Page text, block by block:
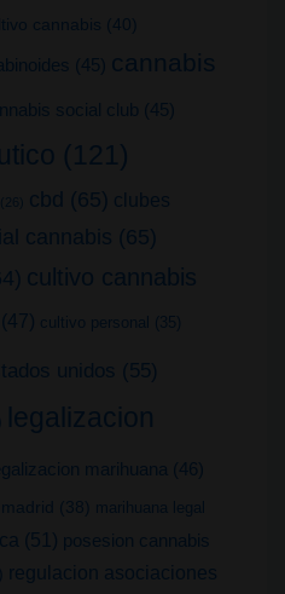
cannabis (40)
(45) cannabis
social club (45)
(121)
(26) cbd (65) clubes
cannabis (65)
cultivo cannabis
(47) cultivo personal (35)
unidos (55)
legalizacion
marihuana (46)
madrid (38)
marihuana legal
(51) posesion cannabis
regulacion asociaciones